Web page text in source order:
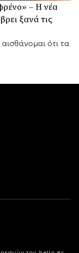
– Η νέα
ξανά τις
ότι τα